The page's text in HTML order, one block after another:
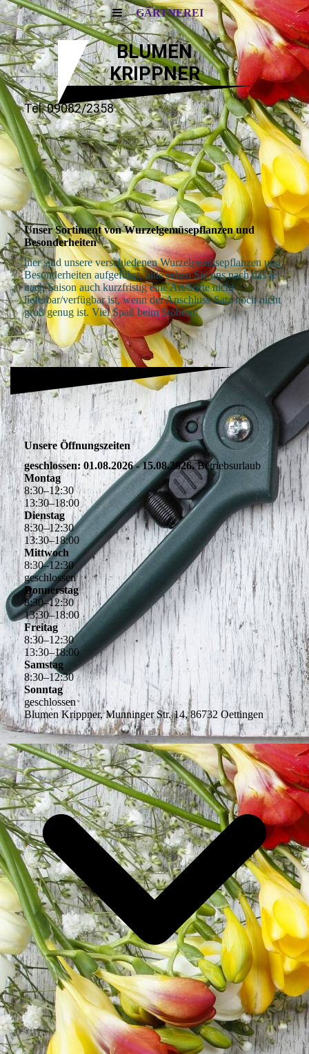
GÄRTNEREI
BLUMEN
KRIPPNER
Tel. 09082/2358
Unser Sortiment von Wurzelgemüsepflanzen und
Besonderheiten
hier sind unsere verschiedenen Wurzelgemüsepflanzen und
Besonderheiten aufgeführt, bitte sehen Sie uns nach das je
nach Saison auch kurzfristig eine Art/Sorte nicht
lieferbar/verfügbar ist, wenn der Anschluss-Satz noch nicht
groß genug ist. Viel Spaß beim Stöbern!
Unsere Öffnungszeiten
geschlossen: 01.08.2026 - 15.08.2026.Betriebsurlaub
Montag
8:30–12:30
13:30–18:00
Dienstag
8:30–12:30
13:30–18:00
Mittwoch
8:30–12:30
geschlossen
Donnerstag
8:30–12:30
13:30–18:00
Freitag
8:30–12:30
13:30–18:00
Samstag
8:30–12:30
Sonntag
geschlossen
Blumen Krippner, Munninger Str. 14, 86732 Oettingen